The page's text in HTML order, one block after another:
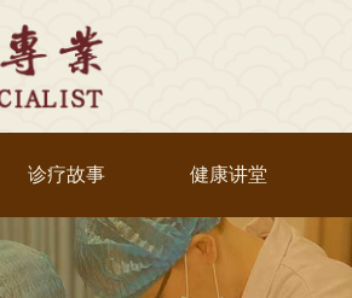
诊疗故事 健康讲堂